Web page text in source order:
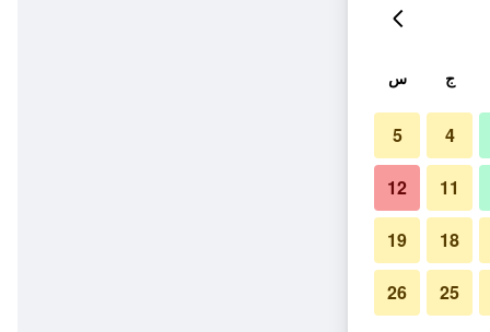
ج س
4
5
11
12
18
19
25
26